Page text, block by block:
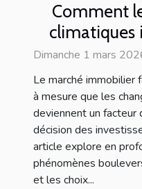
Comment
climatiques
marché
Dimanche 1 mars
Le marché immobilier
à mesure que les
deviennent un facteur
décision des
article explore en
phénomènes
et les choix...